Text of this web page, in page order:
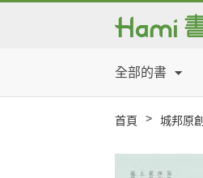
全部的書
首頁 > 城邦原創